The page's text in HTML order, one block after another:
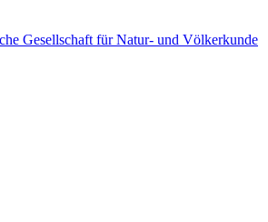
Gesellschaft für Natur- und Völkerkunde